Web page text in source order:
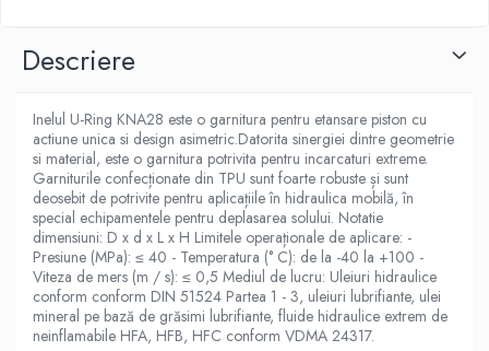
Descriere
Inelul U-Ring KNA28 este o garnitura pentru etansare piston cu
actiune unica si design asimetric.Datorita sinergiei dintre geometrie
si material, este o garnitura potrivita pentru incarcaturi extreme.
Garniturile confecționate din TPU sunt foarte robuste și sunt
deosebit de potrivite pentru aplicațiile în hidraulica mobilă, în
special echipamentele pentru deplasarea solului. Notatie
dimensiuni: D x d x L x H Limitele operaționale de aplicare: -
Presiune (MPa): ≤ 40 - Temperatura (° C): de la -40 la +100 -
Viteza de mers (m / s): ≤ 0,5 Mediul de lucru: Uleiuri hidraulice
conform conform DIN 51524 Partea 1 - 3, uleiuri lubrifiante, ulei
mineral pe bază de grăsimi lubrifiante, fluide hidraulice extrem de
neinflamabile HFA, HFB, HFC conform VDMA 24317.